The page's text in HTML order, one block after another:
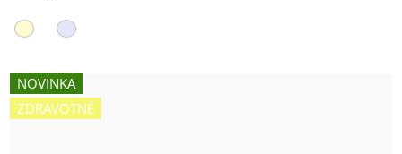
NOVINKA
ZDRAVOTNÉ